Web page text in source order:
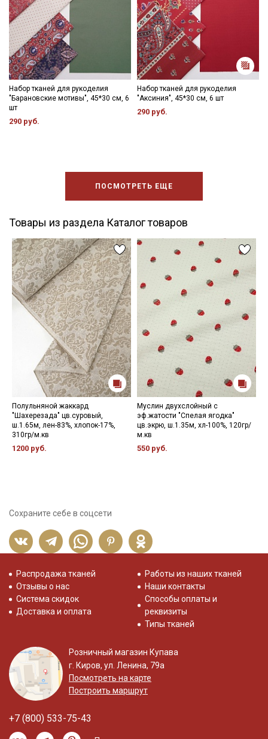
Набор тканей для рукоделия
"Барановские мотивы", 45*30 см, 6
шт
290 руб.
Набор тканей для рукоделия
"Аксиния", 45*30 см, 6 шт
290 руб.
ПОСМОТРЕТЬ ЕЩЕ
Товары из раздела Каталог товаров
Полульняной жаккард
"Шахерезада" цв.суровый,
ш.1.65м, лен-83%, хлопок-17%,
310гр/м.кв
1200 руб.
Муслин двухслойный с
эф.жатости "Спелая ягодка"
цв.экрю, ш.1.35м, хл-100%, 120гр/
м.кв
550 руб.
Сохраните себе в соцсети
Распродажа тканей
Отзывы о нас
Система скидок
Доставка и оплата
Работы из наших тканей
Наши контакты
Способы оплаты и
реквизиты
Типы тканей
Розничный магазин Купава
г. Киров, ул. Ленина, 79а
Посмотреть на карте
Построить маршрут
+7 (800) 533-75-43